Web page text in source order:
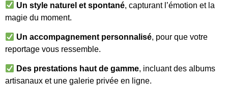
Un style naturel et spontané, capturant l’émotion et la
magie du moment.
Un accompagnement personnalisé, pour que votre
reportage vous ressemble.
Des prestations haut de gamme, incluant des albums
artisanaux et une galerie privée en ligne.